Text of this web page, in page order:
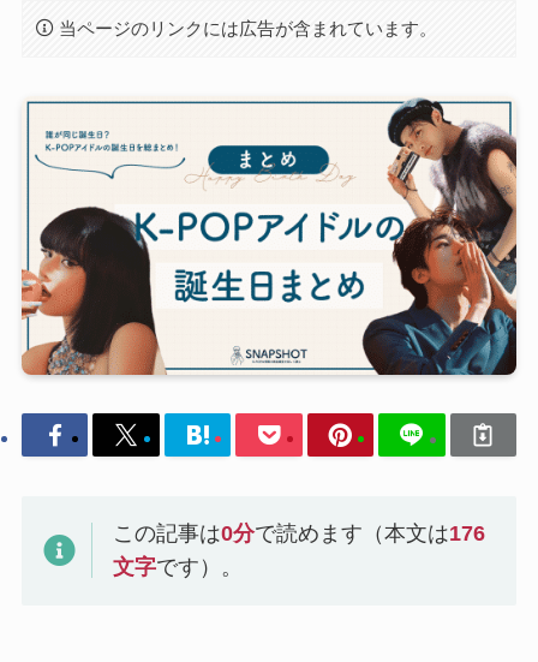
当ページのリンクには広告が含まれています。
この記事は0分で読めます（本文は176
文字です）。